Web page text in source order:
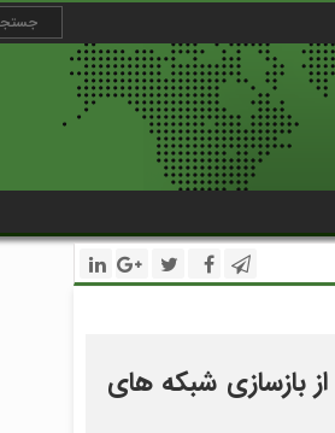
بازسازی شبکه های